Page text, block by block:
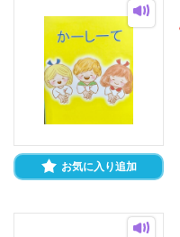
お気に入り追加